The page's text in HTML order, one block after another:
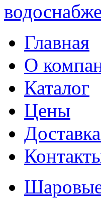
Главная
О
Каталог
Цены